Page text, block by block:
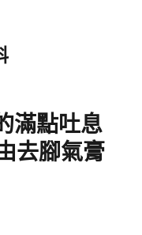
滿點吐息
去腳氣膏